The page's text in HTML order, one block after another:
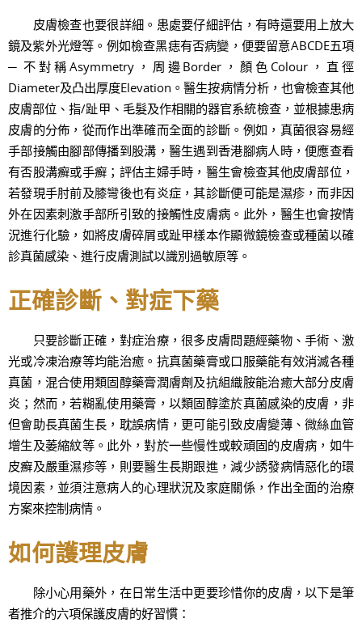
皮膚檢查也要很詳細。患處要仔細評估，有時還要用上放大
鏡及紫外光燈等。例如檢查黑痣有否病變，便要留意ABCDE五項
─ 不對稱Asymmetry，周邊Border，顏色Colour，直徑
Diameter及凸出厚度Elevation。醫生按病情分析，也會檢查其他
皮膚部位、指/趾甲、毛髮及作相關的器官系統檢查，並根據患病
皮膚的分佈，從而作出準確而全面的診斷。例如，真菌很容易經
手部接觸由腳部傳播到股溝，醫生遇到香港腳病人時，便應查看
有否股溝癬或手癬；評估主婦手時，醫生會檢查其他皮膚部位，
若發現手肘前及膝彎後也有炎症，其診斷便可能是濕疹，而非因
外在因素刺激手部所引致的接觸性皮膚病。此外，醫生也會按情
況進行化驗，如將皮膚碎屑或趾甲樣本作顯微鏡檢查或種菌以確
診真菌感染、進行皮膚測試以識別過敏原等。
正確診斷、對症下藥
只要診斷正確，對症治療，很多皮膚問題經藥物、手術、激
光或冷凍治療等均能治癒。抗真菌藥膏或口服藥能有效消滅各種
真菌，混合使用類固醇藥膏潤膚劑及抗組織胺能治癒大部分皮膚
炎；然而，若糊亂使用藥膏，以類固醇塗於真菌感染的皮膚，非
但會助長真菌生長，耽誤病情，更可能引致皮膚變薄、微絲血管
增生及萎縮紋等。此外，對於一些慢性或較頑固的皮膚病，如牛
皮癬及嚴重濕疹等，則要醫生長期跟進，減少誘發病情惡化的環
境因素，並須注意病人的心理狀況及家庭關係，作出全面的治療
方案來控制病情。
如何護理皮膚
除小心用藥外，在日常生活中更要珍惜你的皮膚，以下是筆
者推介的六項保護皮膚的好習慣：